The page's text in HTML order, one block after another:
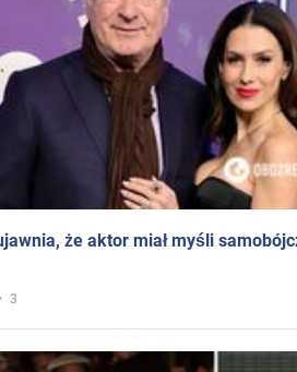
że aktor miał myśli
3